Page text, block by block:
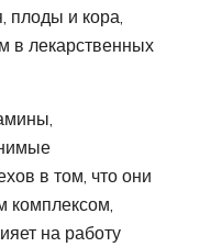
плоды и кора,
в лекарственных
в том, что они
комплексом,
на работу